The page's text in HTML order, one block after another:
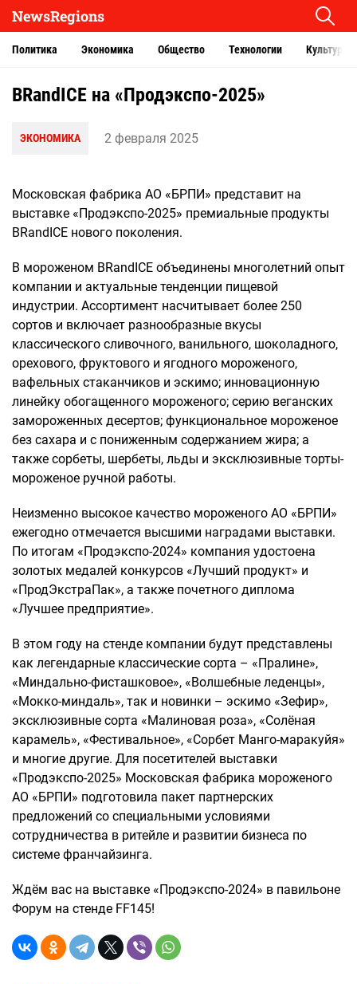
NewsRegions
Политика Экономика Общество Технологии Культура
BRandICE на «Продэкспо-2025»
ЭКОНОМИКА 2 февраля 2025
Московская фабрика АО «БРПИ» представит на
выставке «Продэкспо-2025» премиальные продукты
BRandICE нового поколения.
В мороженом BRandICE объединены многолетний опыт
компании и актуальные тенденции пищевой
индустрии. Ассортимент насчитывает более 250
сортов и включает разнообразные вкусы
классического сливочного, ванильного, шоколадного,
орехового, фруктового и ягодного мороженого,
вафельных стаканчиков и эскимо; инновационную
линейку обогащенного мороженого; серию веганских
замороженных десертов; функциональное мороженое
без сахара и с пониженным содержанием жира; а
также сорбеты, шербеты, льды и эксклюзивные торты-
мороженое ручной работы.
Неизменно высокое качество мороженого АО «БРПИ»
ежегодно отмечается высшими наградами выставки.
По итогам «Продэкспо-2024» компания удостоена
золотых медалей конкурсов «Лучший продукт» и
«ПродЭкстраПак», а также почетного диплома
«Лучшее предприятие».
В этом году на стенде компании будут представлены
как легендарные классические сорта – «Пралине»,
«Миндально-фисташковое», «Волшебные леденцы»,
«Мокко-миндаль», так и новинки – эскимо «Зефир»,
эксклюзивные сорта «Малиновая роза», «Солёная
карамель», «Фестивальное», «Сорбет Манго-маракуйя»
и многие другие. Для посетителей выставки
«Продэкспо-2025» Московская фабрика мороженого
АО «БРПИ» подготовила пакет партнерских
предложений со специальными условиями
сотрудничества в ритейле и развитии бизнеса по
системе франчайзинга.
Ждём вас на выставке «Продэкспо-2024» в павильоне
Форум на стенде FF145!